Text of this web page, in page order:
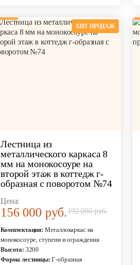
ХИТ ПРОДАЖ
Лестница из
металлического каркаса 8
мм на монокосоуре на
второй этаж в коттедж г-
образная с поворотом №74
Цена:
156 000 руб.192 000 руб.
Комплектация: Металлокаркас на
монокосоуре, ступени и ограждения
Высота: 3200
Форма лестницы: Г-образная